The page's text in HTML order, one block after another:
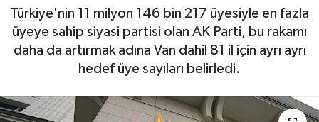
Türkiye'nin 11 milyon 146 bin 217 üyesiyle en fazla
üyeye sahip siyasi partisi olan AK Parti, bu rakamı
daha da artırmak adına Van dahil 81 il için ayrı ayrı
hedef üye sayıları belirledi.
Son Dakika Haberleri
Haber Arşivi